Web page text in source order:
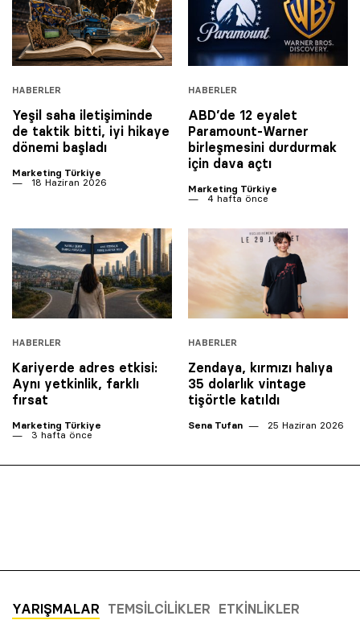
HABERLER
Yeşil saha iletişiminde
de taktik bitti, iyi hikaye
dönemi başladı
Marketing Türkiye
18 Haziran 2026
HABERLER
ABD’de 12 eyalet
Paramount-Warner
birleşmesini durdurmak
için dava açtı
Marketing Türkiye
4 hafta önce
HABERLER
Kariyerde adres etkisi:
Aynı yetkinlik, farklı
fırsat
Marketing Türkiye
3 hafta önce
HABERLER
Zendaya, kırmızı halıya
35 dolarlık vintage
tişörtle katıldı
Sena Tufan 25 Haziran 2026
YARIŞMALAR TEMSILCILIKLER ETKINLIKLER